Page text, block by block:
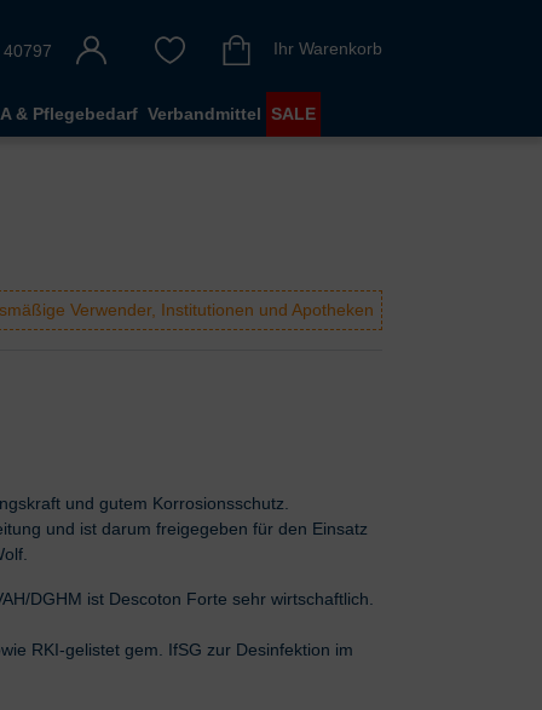
Ihr Warenkorb
& Pflegebedarf Verbandmittel SALE
Verwender, Institutionen und Apotheken
und gutem Korrosionsschutz.
und ist darum freigegeben für den Einsatz
DGHM ist Descoton Forte sehr wirtschaftlich.
RKI-gelistet gem. IfSG zur Desinfektion im